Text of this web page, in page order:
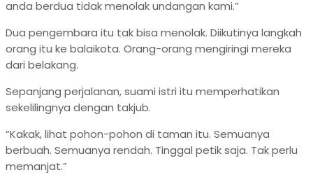
anda berdua tidak menolak undangan kami.”
Dua pengembara itu tak bisa menolak. Diikutinya langkah
orang itu ke balaikota. Orang-orang mengiringi mereka
dari belakang.
Sepanjang perjalanan, suami istri itu memperhatikan
sekelilingnya dengan takjub.
“Kakak, lihat pohon-pohon di taman itu. Semuanya
berbuah. Semuanya rendah. Tinggal petik saja. Tak perlu
memanjat.”